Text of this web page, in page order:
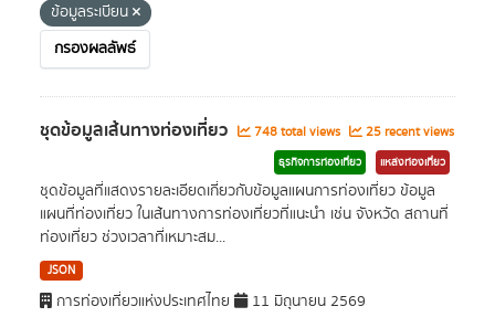
ข้อมูลระเบียน
กรองผลลัพธ์
ชุดข้อมูลเส้นทางท่องเที่ยว 748 total views 25 recent views
ธุรกิจการท่องเที่ยว แหล่งท่องเที่ยว
ชุดข้อมูลที่แสดงรายละเอียดเกี่ยวกับข้อมูลแผนการท่องเที่ยว ข้อมูล
แผนที่ท่องเที่ยว ในเส้นทางการท่องเที่ยวที่แนะนำ เช่น จังหวัด สถานที่
ท่องเที่ยว ช่วงเวลาที่เหมาะสม...
JSON
การท่องเที่ยวแห่งประเทศไทย 11 มิถุนายน 2569